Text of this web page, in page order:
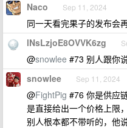
Naco Sep 11, 2024
同一天看完果子的发布会
lNsLzjoE8OVVK6zg
@snowlee #73 别人跟你
snowlee Sep 11, 2024
@FightPig #76 你是供应
是直接给出一个价格上限
别人根本都不带听的，他